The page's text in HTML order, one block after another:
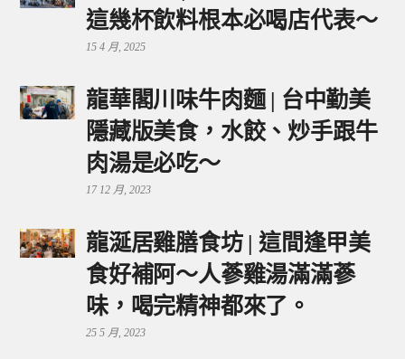
這幾杯飲料根本必喝店代表～
15 4 月, 2025
龍華閣川味牛肉麵 | 台中勤美
隱藏版美食，水餃、炒手跟牛
肉湯是必吃～
17 12 月, 2023
龍涎居雞膳食坊 | 這間逢甲美
食好補阿～人蔘雞湯滿滿蔘
味，喝完精神都來了。
25 5 月, 2023